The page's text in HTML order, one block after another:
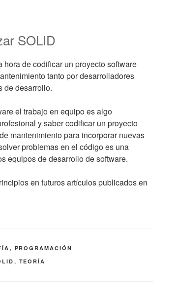
SOLID
de codificar un proyecto software
tanto por desarrolladores
de desarrollo.
el trabajo en equipo es algo
y saber codificar un proyecto
mantenimiento para incorporar nuevas
problemas en el código es una
equipos de desarrollo de software.
en futuros artículos publicados en
, PROGRAMACIÓN
, TEORÍA